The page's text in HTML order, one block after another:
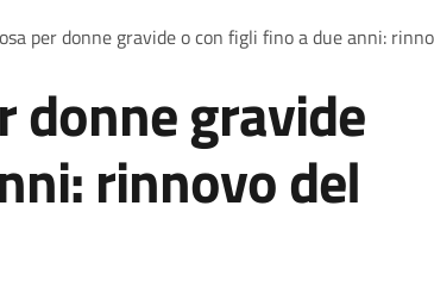
per donne gravide o con figli fino a due anni:
donne gravide
rinnovo del